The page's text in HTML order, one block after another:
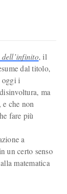
, il
dal titolo,
i
ma
e che non
fare più
a
un certo senso
matematica